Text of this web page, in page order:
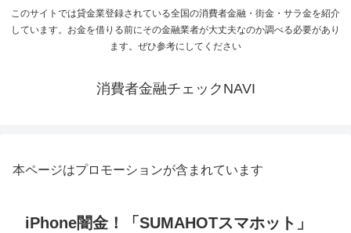
このサイトでは貸金業登録されている全国の消費者金融・街金・サラ金を紹介
しています。お金を借りる前にその金融業者が大丈夫なのか調べる必要があり
ます。ぜひ参考にしてください
消費者金融チェックNAVI
本ページはプロモーションが含まれています
iPhone闇金！「SUMAHOTスマホット」